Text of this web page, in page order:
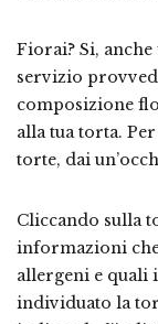
Fiorai? Si,
servizio
composizione
alla tua torta.
torte, dai
Cliccando sulla
informazioni
allergeni e quali
individuato la